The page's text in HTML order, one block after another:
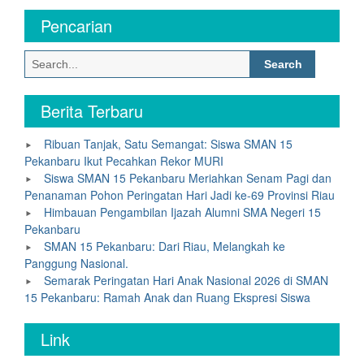
Pencarian
Search
for:
Berita Terbaru
Ribuan Tanjak, Satu Semangat: Siswa SMAN 15
Pekanbaru Ikut Pecahkan Rekor MURI
Siswa SMAN 15 Pekanbaru Meriahkan Senam Pagi dan
Penanaman Pohon Peringatan Hari Jadi ke-69 Provinsi Riau
Himbauan Pengambilan Ijazah Alumni SMA Negeri 15
Pekanbaru
SMAN 15 Pekanbaru: Dari Riau, Melangkah ke
Panggung Nasional.
Semarak Peringatan Hari Anak Nasional 2026 di SMAN
15 Pekanbaru: Ramah Anak dan Ruang Ekspresi Siswa
Link